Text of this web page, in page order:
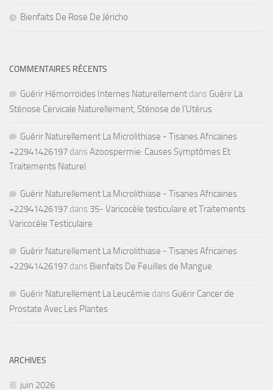
Bienfaits De Rose De Jéricho
COMMENTAIRES RÉCENTS
Guérir Hémorroïdes Internes Naturellement dans Guérir La
Sténose Cervicale Naturellement, Sténose de l’Utérus
Guérir Naturellement La Microlithiase - Tisanes Africaines
+22941426197 dans Azoospermie: Causes Symptômes Et
Traitements Naturel
Guérir Naturellement La Microlithiase - Tisanes Africaines
+22941426197 dans 35- Varicocèle testiculaire et Traitements
Varicocèle Testiculaire
Guérir Naturellement La Microlithiase - Tisanes Africaines
+22941426197 dans Bienfaits De Feuilles de Mangue
Guérir Naturellement La Leucémie dans Guérir Cancer de
Prostate Avec Les Plantes
ARCHIVES
juin 2026